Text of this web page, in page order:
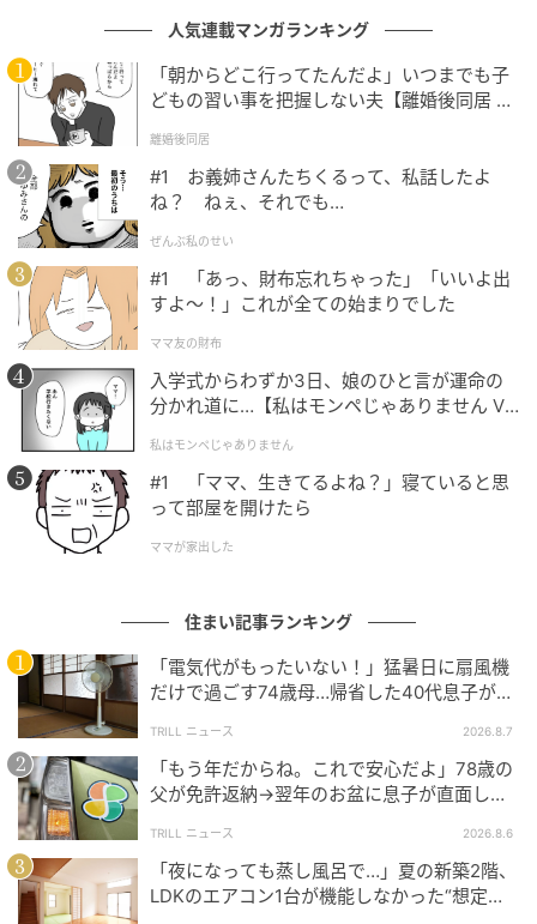
を見たい」という好奇心も強くなっていきました。ベ
する場面もあったそうです。
もちろん常に保護者が見守っていました。それでも
「次は何をするか分からない」という恐怖が消えませ
んでした。
子どもは大人が思いもしない行動を突然取ります。Aさ
んは「今まで魅力だった高さが、急に怖く感じるよう
になりました」と話していました。
転落事故のニュースを見るたびに不安が大き
くなった
危機感を抱いたご夫妻は、すぐに転落防止対策に取り
組みました。
チャイルドロックの設置
窓付近の家具移動
ベランダの収納ボックス撤去
踏み台になりそうな物の排除
できる限りの対策を行ったそうです。
しかし、不安は簡単には消えませんでした。テレビや
インターネットでマンションの転落事故が報じられる
たびに「もし我が家だったら…」という思いが頭をよ
人気連載マンガランキング
「朝からどこ行ってたんだよ」いつまでも子
どもの習い事を把握しない夫【離婚後同居 Vo
離婚後同居
#1 お義姉さんたちくるって、私話したよ
ね？ ねぇ、それでも…
ぜんぶ私のせい
#1 「あっ、財布忘れちゃった」「いいよ出
すよ〜！」これが全ての始まりでした
ママ友の財布
入学式からわずか3日、娘のひと言が運命の
分かれ道に…【私はモンペじゃありません Vo
私はモンペじゃありません
#1 「ママ、生きてるよね？」寝ていると思
って部屋を開けたら
ママが家出した
住まい記事ランキング
「電気代がもったいない！」猛暑日に扇風機
だけで過ごす74歳母…帰省した40代息子が取
TRILL ニュース 2026.8.7
「もう年だからね。これで安心だよ」78歳の
父が免許返納→翌年のお盆に息子が直面し
TRILL ニュース 2026.8.6
「夜になっても蒸し風呂で…」夏の新築2階、
LDKのエアコン1台が機能しなかった“想定外